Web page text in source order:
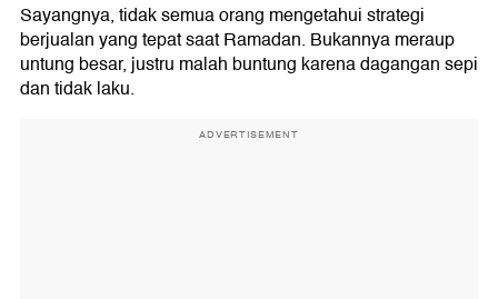
Sayangnya, tidak semua orang mengetahui strategi
berjualan yang tepat saat Ramadan. Bukannya meraup
untung besar, justru malah buntung karena dagangan sepi
dan tidak laku.
ADVERTISEMENT